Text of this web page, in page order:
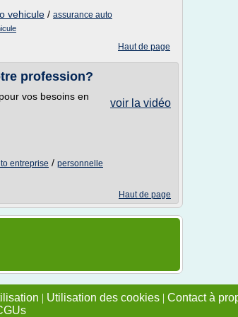
vehicule / assurance auto
Haut de page
profession?
voir la vidéo
vos besoins en
entreprise / personnelle
Haut de page
| Utilisation des cookies | Contact à